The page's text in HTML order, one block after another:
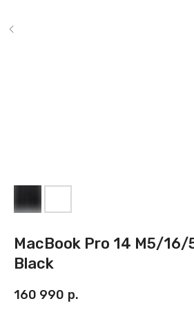
MacBook Pro 14 M5/16/
Black
160 990 р.